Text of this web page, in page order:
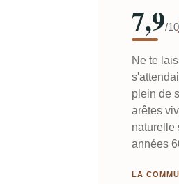
7,9/10
Ne te
plein de
arêtes
naturelle
années
LA